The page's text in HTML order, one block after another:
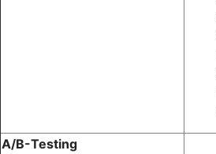
A/B-Testing